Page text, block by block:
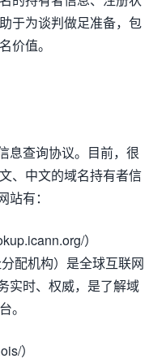
于为谈判做足准备，包
价值。
息查询协议。目前，很
、中文的域名持有者信
有：
）
配机构）是全球互联网
实时、权威，是了解域
。
）